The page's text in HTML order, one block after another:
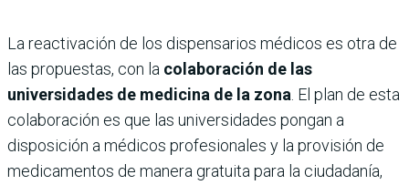
La reactivación de los dispensarios médicos es otra de
las propuestas, con la colaboración de las
universidades de medicina de la zona . El plan de esta
colaboración es que las universidades pongan a
disposición a médicos profesionales y la provisión de
medicamentos de manera gratuita para la ciudadanía,